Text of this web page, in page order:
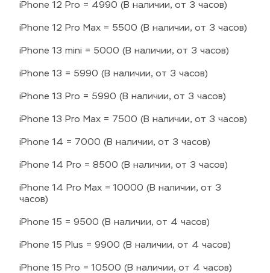
iPhone 12 Pro = 4990 (В наличии, от 3 часов)
iPhone 12 Pro Max = 5500 (В наличии, от 3 часов)
iPhone 13 mini = 5000 (В наличии, от 3 часов)
iPhone 13 = 5990 (В наличии, от 3 часов)
iPhone 13 Pro = 5990 (В наличии, от 3 часов)
iPhone 13 Pro Max = 7500 (В наличии, от 3 часов)
iPhone 14 = 7000 (В наличии, от 3 часов)
iPhone 14 Pro = 8500 (В наличии, от 3 часов)
iPhone 14 Pro Max = 10000 (В наличии, от 3
часов)
iPhone 15 = 9500 (В наличии, от 4 часов)
iPhone 15 Plus = 9900 (В наличии, от 4 часов)
iPhone 15 Pro = 10500 (В наличии, от 4 часов)